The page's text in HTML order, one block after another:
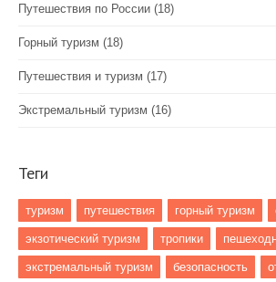
Путешествия по России (18)
Горный туризм (18)
Путешествия и туризм (17)
Экстремальный туризм (16)
Теги
туризм путешествия горный туризм
экзотический туризм тропики
экстремальный туризм безопасность